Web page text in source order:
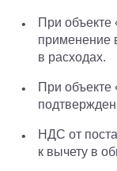
При
применение
в расходах.
При
НДС от
к вычету в